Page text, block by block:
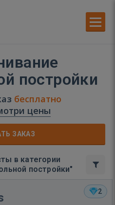
постройки
бесплатно
цены
ЗАКАЗ
в категории
постройки"
2